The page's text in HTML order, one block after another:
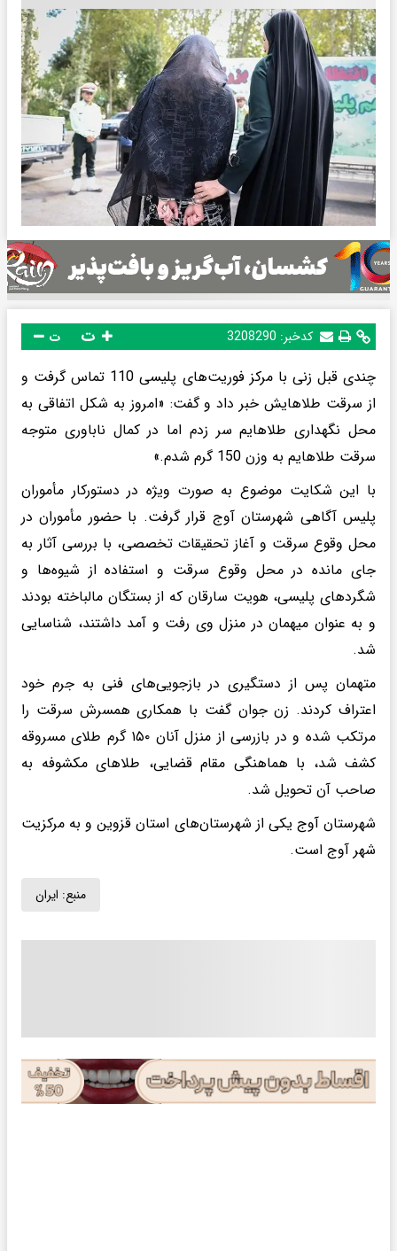
کدخبر: 3208290 ت
چندی قبل زنی با مرکز فوریت‌های پلیسی 110 تماس گرفت و
از سرقت طلاهایش خبر داد و گفت: «امروز به شکل اتفاقی به
محل نگهداری طلاهایم سر زدم اما در کمال ناباوری متوجه
سرقت طلاهایم به وزن 150 گرم شدم.»
با این شکایت موضوع به ‌صورت ویژه در دستورکار مأموران
پلیس آگاهی شهرستان آوج قرار گرفت. با حضور مأموران در
محل وقوع سرقت و آغاز تحقیقات تخصصی، با بررسی آثار به‌
جای مانده در محل وقوع سرقت و استفاده از شیوه‌ها و
شگردهای پلیسی، هویت سارقان که از بستگان مالباخته بودند
و به عنوان میهمان در منزل وی رفت و آمد داشتند، شناسایی
شد.
متهمان پس از دستگیری در بازجویی‌های فنی به جرم خود
اعتراف کردند. زن جوان گفت با همکاری همسرش سرقت را
مرتکب شده و در بازرسی از منزل آنان ۱۵۰ گرم طلای مسروقه
کشف شد، با هماهنگی مقام قضایی، طلاهای مکشوفه به
صاحب آن تحویل شد.
شهرستان آوج یکی از شهرستان‌های استان قزوین و به مرکزیت
شهر آوج است.
منبع: ایران